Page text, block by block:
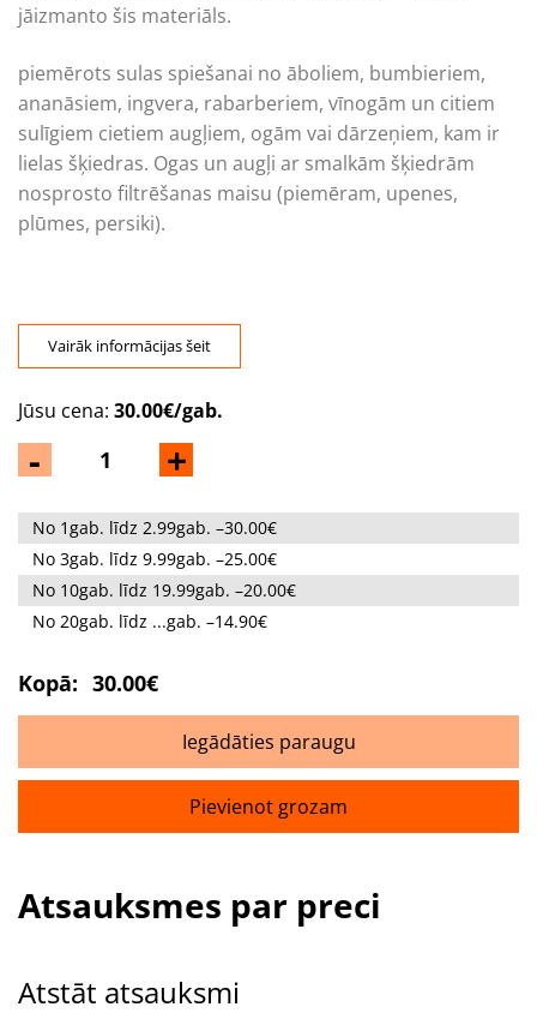
jāizmanto šis materiāls.
piemērots sulas spiešanai no āboliem, bumbieriem,
ananāsiem, ingvera, rabarberiem, vīnogām un citiem
sulīgiem cietiem augļiem, ogām vai dārzeņiem, kam ir
lielas šķiedras. Ogas un augļi ar smalkām šķiedrām
nosprosto filtrēšanas maisu (piemēram, upenes,
plūmes, persiki).
Vairāk informācijas šeit
- +
Jūsu cena: 30.00€/gab.
No 1gab. līdz 2.99gab. –30.00€
No 3gab. līdz 9.99gab. –25.00€
No 10gab. līdz 19.99gab. –20.00€
No 20gab. līdz ...gab. –14.90€
Kopā: 30.00€
Iegādāties paraugu
Pievienot grozam
Atsauksmes par preci
Atstāt atsauksmi